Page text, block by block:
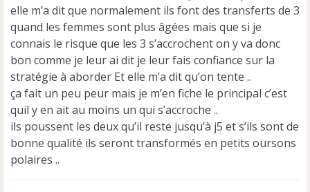
n
o
n
l
u
elle m’a dit que normalement ils font des transferts de 3
quand les femmes sont plus âgées mais que si je
connais le risque que les 3 s’accrochent on y va donc
bon comme je leur ai dit je leur fais confiance sur la
stratégie à aborder Et elle m’a dit qu’on tente ..
ça fait un peu peur mais je m’en fiche le principal c’est
quil y en ait au moins un qui s’accroche ..
ils poussent les deux qu’il reste jusqu’à j5 et s’ils sont de
bonne qualité ils seront transformés en petits oursons
polaires ..